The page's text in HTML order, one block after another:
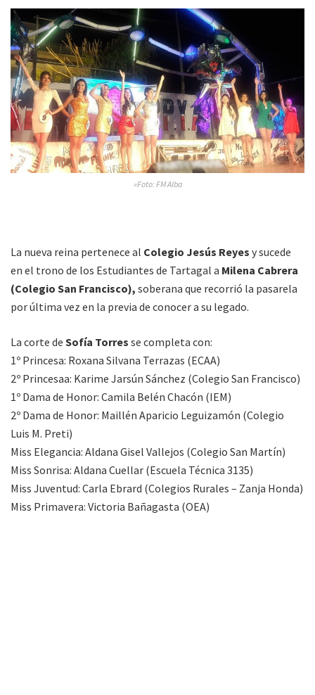
»Foto: FM Alba
La nueva reina pertenece al Colegio Jesús Reyes y sucede
en el trono de los Estudiantes de Tartagal a Milena Cabrera
(Colegio San Francisco), soberana que recorrió la pasarela
por última vez en la previa de conocer a su legado.
La corte de Sofía Torres se completa con:
1º Princesa: Roxana Silvana Terrazas (ECAA)
2º Princesaa: Karime Jarsún Sánchez (Colegio San Francisco)
1º Dama de Honor: Camila Belén Chacón (IEM)
2º Dama de Honor: Maillén Aparicio Leguizamón (Colegio
Luis M. Preti)
Miss Elegancia: Aldana Gisel Vallejos (Colegio San Martín)
Miss Sonrisa: Aldana Cuellar (Escuela Técnica 3135)
Miss Juventud: Carla Ebrard (Colegios Rurales – Zanja Honda)
Miss Primavera: Victoria Bañagasta (OEA)